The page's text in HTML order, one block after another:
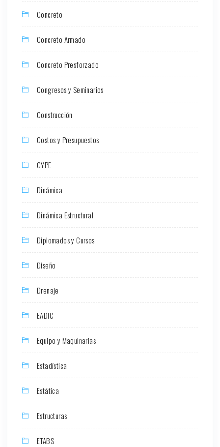
Concreto
Concreto Armado
Concreto Presforzado
Congresos y Seminarios
Construcción
Costos y Presupuestos
CYPE
Dinámica
Dinámica Estructural
Diplomados y Cursos
Diseño
Drenaje
EADIC
Equipo y Maquinarias
Estadística
Estática
Estructuras
ETABS